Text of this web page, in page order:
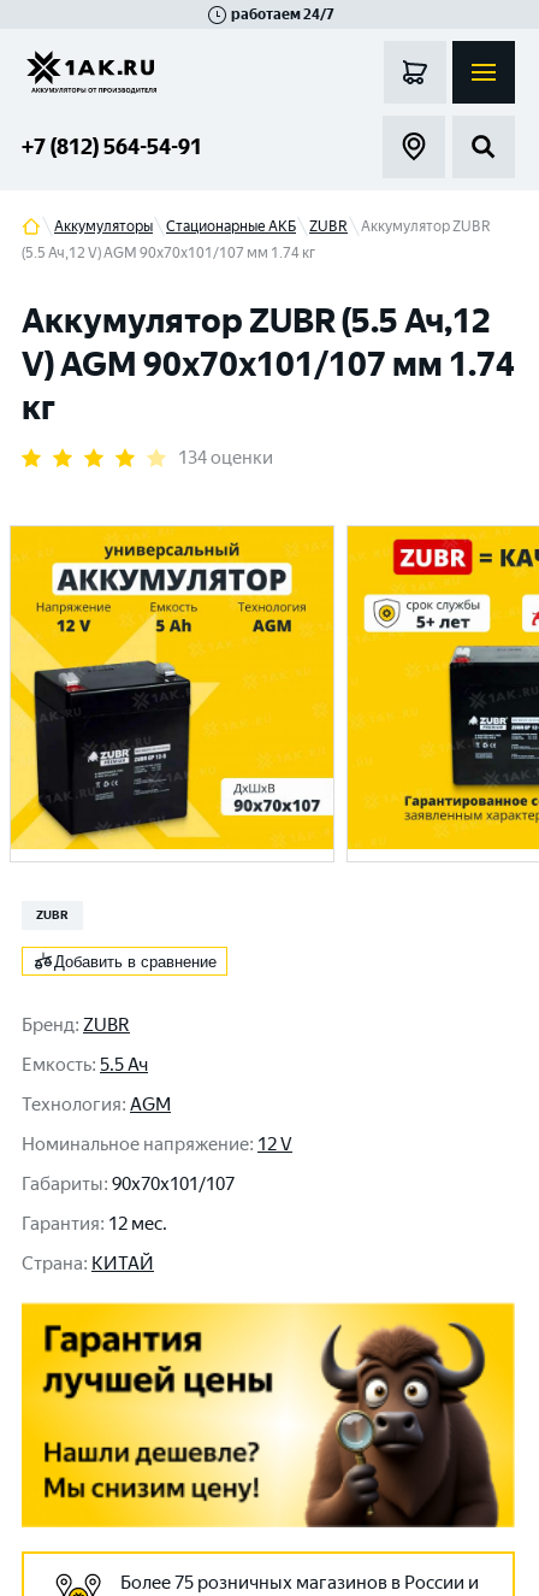
работаем 24/7
+7 (812) 564-54-91
Аккумуляторы Стационарные АКБ ZUBR
Аккумулятор ZUBR
(5.5 Ач,12 V) AGM 90x70x101/107 мм 1.74 кг
Аккумулятор ZUBR (5.5 Ач,12
V) AGM 90x70x101/107 мм 1.74
кг
134 оценки
ZUBR
Добавить в сравнение
Бренд: ZUBR
Емкость: 5.5 Ач
Технология: AGM
Номинальное напряжение: 12 V
Габариты: 90x70x101/107
Гарантия: 12 мес.
Cтрана: КИТАЙ
Более 75 розничных магазинов в России и
Гатчина